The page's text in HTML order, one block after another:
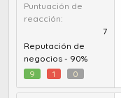
Puntuación de
reacción
7
Reputación de
negocios - 90%
9
1 0